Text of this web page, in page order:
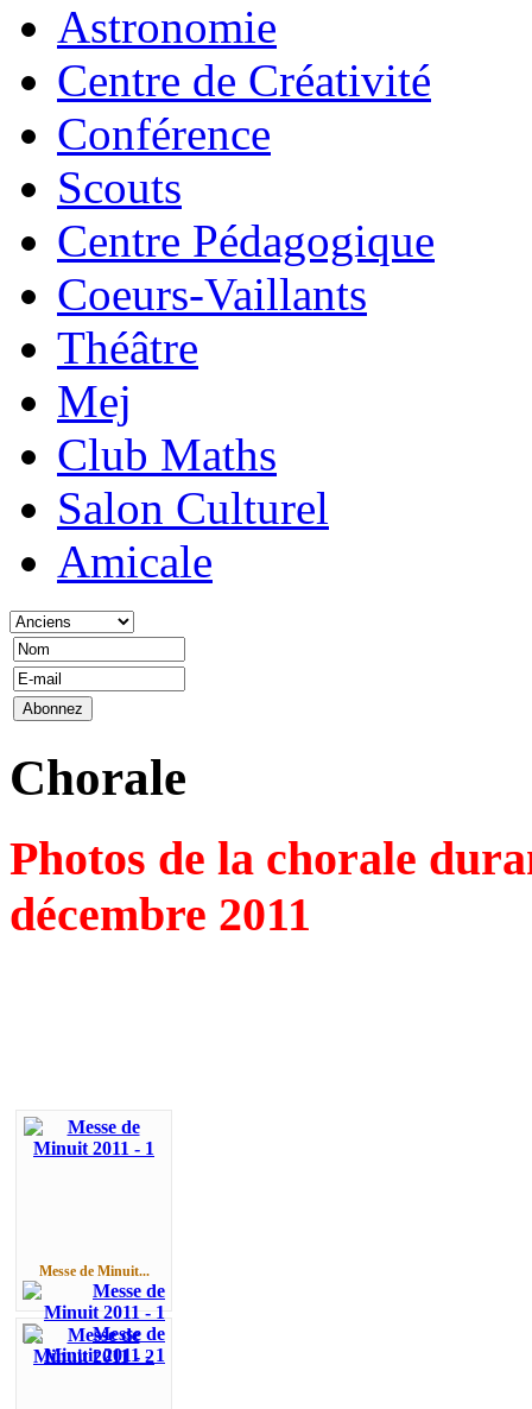
Astronomie
Centre de Créativité
Conférence
Scouts
Centre Pédagogique
Coeurs-Vaillants
Théâtre
Mej
Club Maths
Salon Culturel
Amicale
Chorale
Photos de la chorale
décembre 2011
Messe de Minuit...